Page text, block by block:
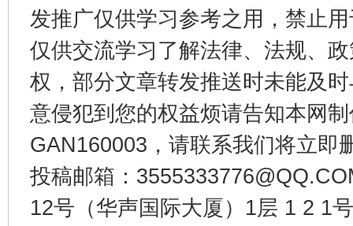
发推广仅供学习参考之用，禁止
仅供交流学习了解法律、法规、
权，部分文章转发推送时未能及
意侵犯到您的权益烦请告知本网
GAN160003，请联系我们将立即
投稿邮箱：
12号（华声国际大厦）1层 1 2 1